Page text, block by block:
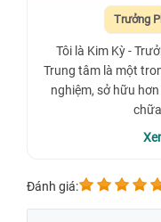
Trưởng
Tôi là Kim Kỳ -
Trung tâm là một
nghiệm, sở hữu
Đánh giá: